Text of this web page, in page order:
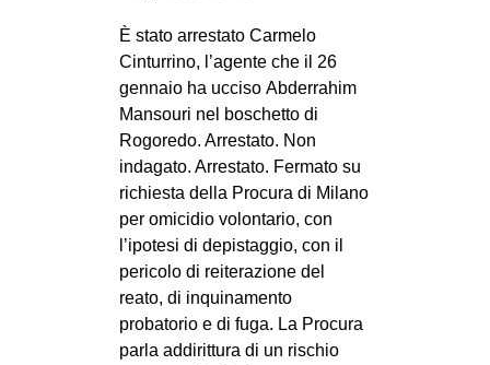
MILANO
MOBILITAZIONI
SPAZI
SPORT POPOLARE
MOVIMENTI
AMBIENTE
ANTIFASCISMO
DIRITTO ALL’ABITARE
GENERI
È stato arrestato Carmelo
Cinturrino, l’agente che il 26
gennaio ha ucciso Abderrahim
Mansouri nel boschetto di
Rogoredo. Arrestato. Non
indagato. Arrestato. Fermato su
richiesta della Procura di Milano
per omicidio volontario, con
l’ipotesi di depistaggio, con il
pericolo di reiterazione del
reato, di inquinamento
probatorio e di fuga. La Procura
parla addirittura di un rischio